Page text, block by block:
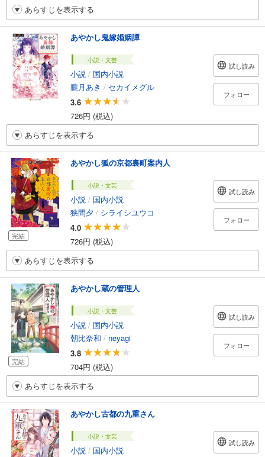
あらすじを表示する
あやかし鬼嫁婚姻譚
小説・文芸
小説 / 国内小説
朧月あき / セカイメグル
3.6
726円 (税込)
試し読み
フォロー
あらすじを表示する
完結
あやかし狐の京都裏町案内人
小説・文芸
小説 / 国内小説
狭間夕 / シライシユウコ
4.0
726円 (税込)
試し読み
フォロー
あらすじを表示する
完結
あやかし蔵の管理人
小説・文芸
小説 / 国内小説
朝比奈和 / neyagi
3.8
704円 (税込)
試し読み
フォロー
あらすじを表示する
あやかし古都の九重さん
小説・文芸
小説 / 国内小説
試し読み